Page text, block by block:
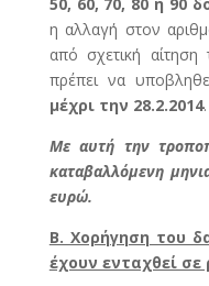
η αλλαγή στον
από σχετική
πρέπει να
μέχρι την 28.2.2014.
Με αυτή την
καταβαλλόμενη
ευρώ.
Β. Χορήγηση του
έχουν ενταχθεί σε